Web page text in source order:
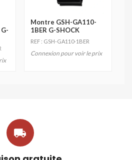
Montre GSH-GA110-
1BER G-SHOCK
REF : GSH-GA110-1BER
Connexion pour voir le prix
